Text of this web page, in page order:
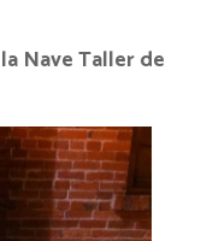
Nave Taller de